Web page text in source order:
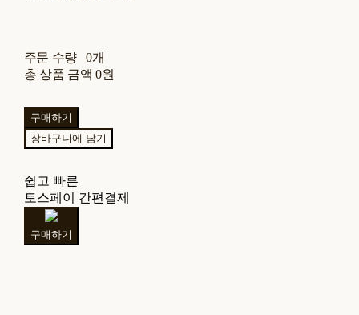
주문 수량
0개
총 상품 금액 0원
구매하기
장바구니에 담기
쉽고 빠른
토스페이 간편결제
구매하기